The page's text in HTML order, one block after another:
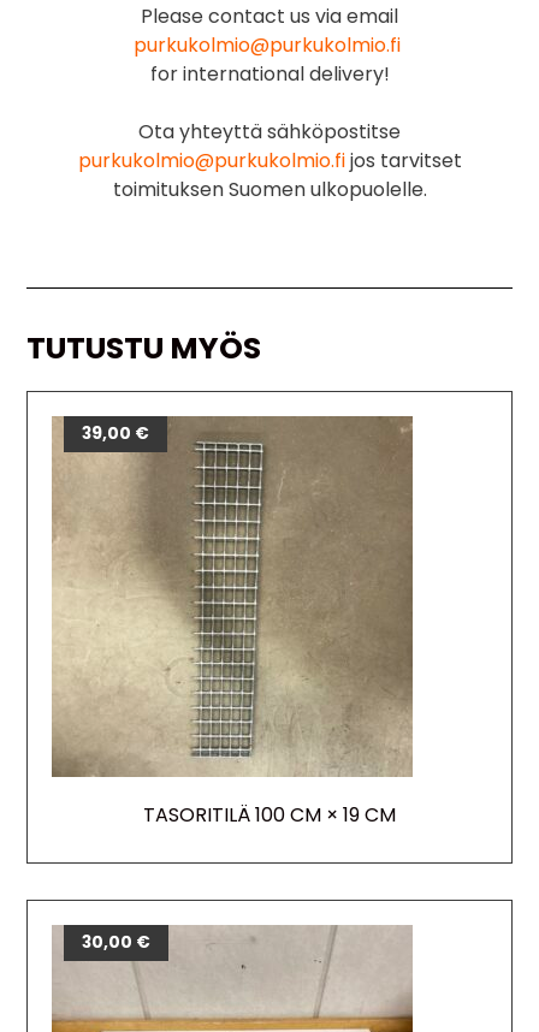
Please contact us via email
purkukolmio@purkukolmio.fi
for international delivery!
Ota yhteyttä sähköpostitse
purkukolmio@purkukolmio.fijos tarvitset
toimituksen Suomen ulkopuolelle.
TUTUSTU MYÖS
TASORITILÄ 100 CM × 19 CM
39,00 €
30,00 €